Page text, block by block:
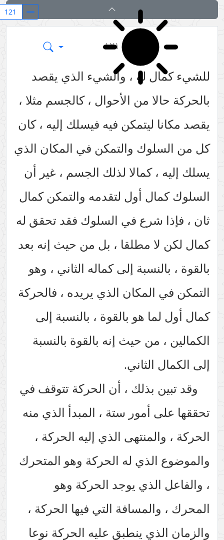
بدایة الحکمة ١٢١
للشيء كمال له ، والشيء الذي يقصد
بالحركة حالا من الأحوال ، كالجسم مثلا ،
يقصد مكانا ليتمكن فيه فيسلك إليه ، كان
كل من السلوك والتمكن في المكان الذي
يسلك إليه ، كمالا لذلك الجسم ، غير أن
السلوك كمال أول لتقدمه والتمكن كمال
ثان ، فإذا شرع في السلوك فقد تحقق له
كمال لكن لا مطلقا ، بل من حيث إنه بعد
بالقوة ، بالنسبة إلى كماله الثاني ، وهو
التمكن في المكان الذي يريده ، فالحركة
كمال أول لما هو بالقوة ، بالنسبة إلى
الكمالين ، من حيث إنه بالقوة بالنسبة
إلى الكمال الثاني.
وقد تبين بذلك ، أن الحركة تتوقف في
تحققها على أمور ستة ، المبدأ الذي منه
الحركة ، والمنتهى الذي إليه الحركة ،
والموضوع الذي له الحركة وهو المتحرك
، والفاعل الذي يوجد الحركة وهو
المحرك ، والمسافة التي فيها الحركة ،
والزمان الذي ينطبق عليه الحركة نوعا